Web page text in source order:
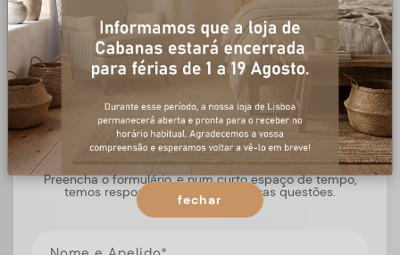
+ informações
Preencha o formulário, e num curto espaço de tempo,
temos respostas para todas as suas questões.
fechar